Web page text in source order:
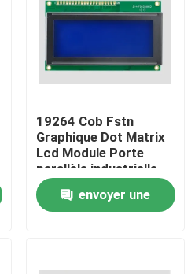
19264 Cob Fstn
Graphique Dot Matrix
Lcd Module Porte
parallèle industrielle
Lcx19264
envoyer une